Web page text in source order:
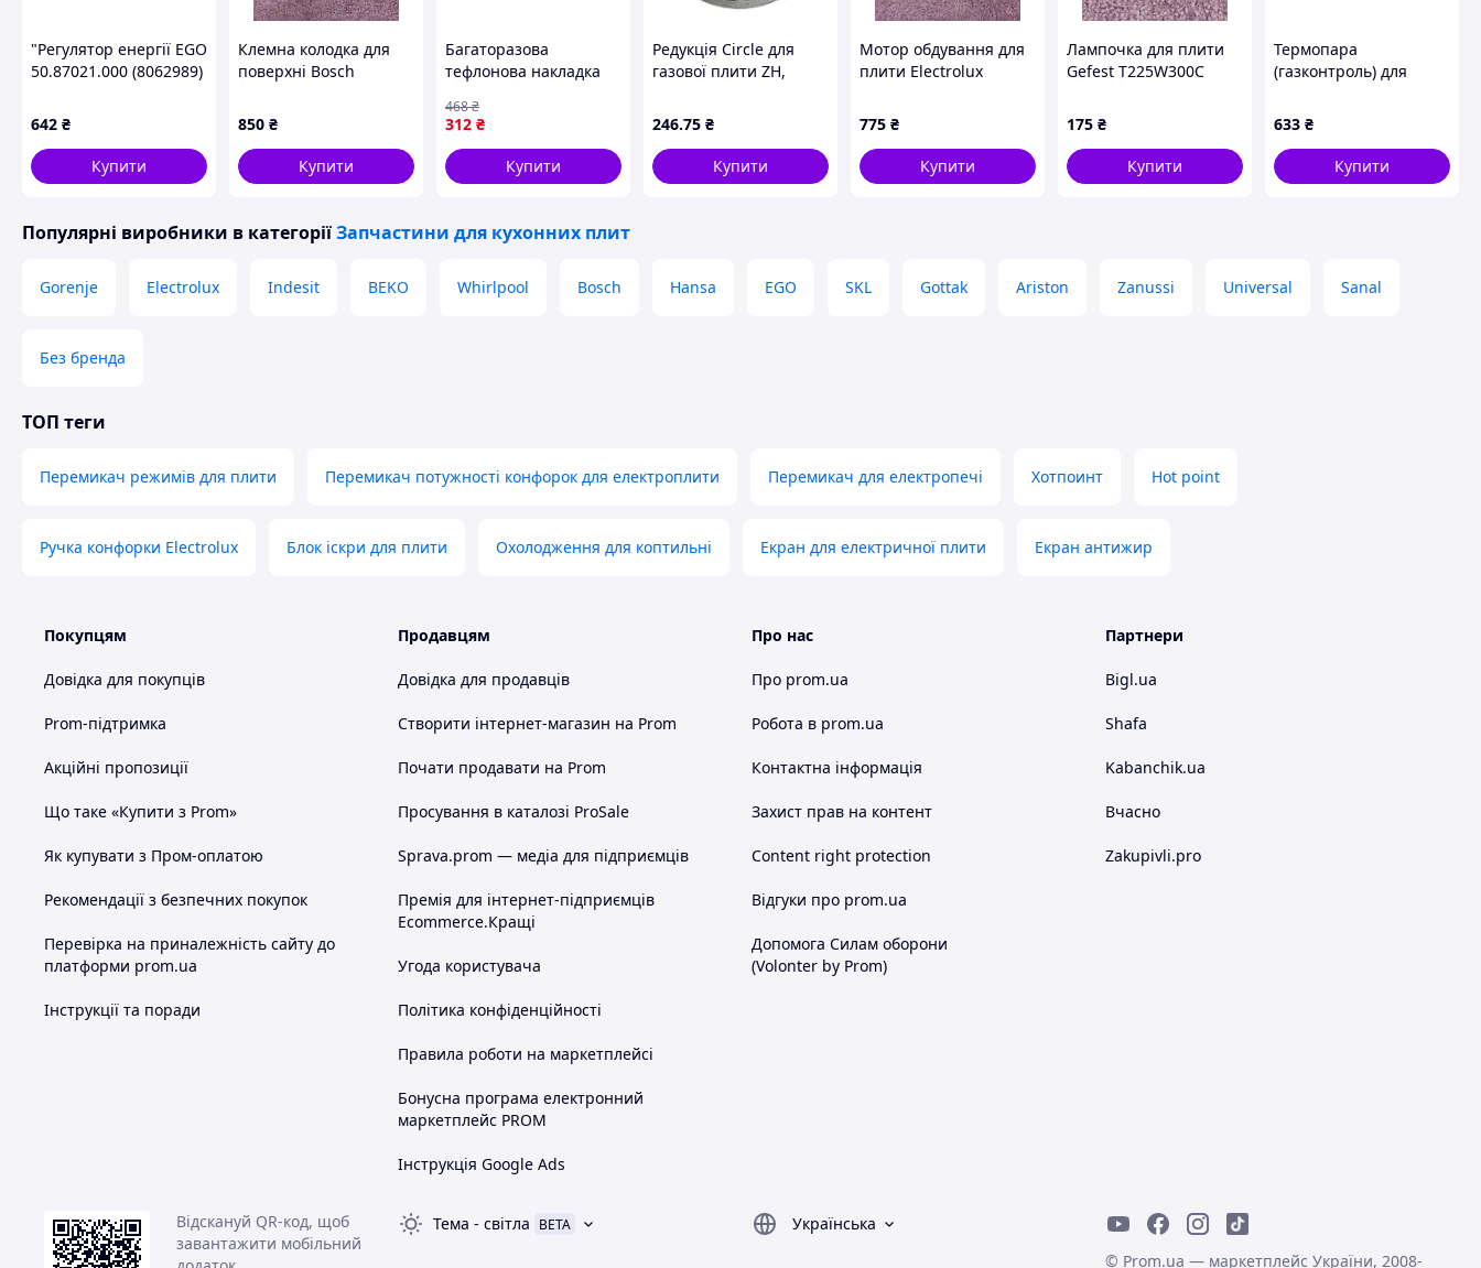
"Регулятор енергії EGO
50.87021.000 (8062989)
конфорки Whirlpool
(аналог 50.57021.010 /
642 ₴
Купити
Клемна колодка для
поверхні Bosch
850 ₴
Купити
Багаторазова
тефлонова накладка
см захист від жиру та
забруднень чорна
FLAME
312 ₴
468₴
Купити
Редукція Circle для
газової плити ZH,
246.75 ₴
Купити
Мотор обдування для
плити Electrolux
HZ02
775 ₴
Купити
Лампочка для плити
Gefest T225W300C
175 ₴
Купити
Термопара
(газконтроль) для
L=1300мм C00307855
633 ₴
Купити
Популярні виробники в категоріїЗапчастини для кухонних плит
Gorenje Electrolux Indesit BEKO Whirlpool Bosch Hansa EGO SKL Gottak Ariston Zanussi Universal Sanal
Без бренда
ТОП теги
Перемикач режимів для плити Перемикач потужності конфорок для електроплити Перемикач для електропечі Хотпоинт Hot point
Ручка конфорки Electrolux Блок іскри для плити Охолодження для коптильні Екран для електричної плити Екран антижир
Покупцям
Довідка для покупців
Prom-підтримка
Акційні пропозиції
Що таке «Купити з Prom»
Як купувати з Пром-оплатою
Рекомендації з безпечних покупок
Перевірка на приналежність сайту до
платформи prom.ua
Інструкції та поради
Продавцям
Довідка для продавців
Створити інтернет-магазин на Prom
Почати продавати на Prom
Просування в каталозі ProSale
Sprava.prom — медіа для підприємців
Премія для інтернет-підприємців
Ecommerce.Кращі
Угода користувача
Політика конфіденційності
Правила роботи на маркетплейсі
Бонусна програма електронний
маркетплейс PROM
Інструкція Google Ads
Про нас
Про prom.ua
Робота в prom.ua
Контактна інформація
Захист прав на контент
Content right protection
Відгуки про prom.ua
Допомога Силам оборони
(Volonter by Prom)
Партнери
Bigl.ua
Shafa
Kabanchik.ua
Вчасно
Zakupivli.pro
Відскануй QR-код, щоб
завантажити мобільний
Тема - світла BETA
Українська
© Prom.ua — маркетплейс України, 2008-